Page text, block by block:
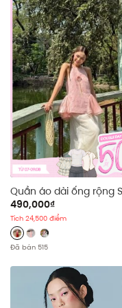
Quần áo dài ống rộng
Wide Leg Trouser
490,000₫
Tích 24,500 điểm
Đã bán 515